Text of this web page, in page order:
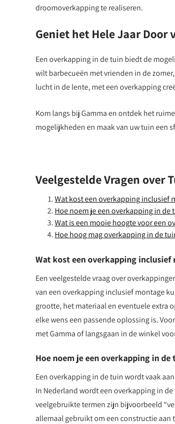
droomoverkapping te realiseren.
Geniet het Hele Jaar Door
Een overkapping in de tuin biedt de
wilt barbecueën met vrienden in de
lucht in de lente, met een overkapping
Kom langs bij Gamma en ontdek het
mogelijkheden en maak van uw tuin een
Veelgestelde Vragen over
Wat kost een overkapping inclusief
Hoe noem je een overkapping in de
Wat is een mooie hoogte voor een
Hoe hoog mag overkapping in de
Wat kost een overkapping inclusief
Een veelgestelde vraag over
van een overkapping inclusief montage
grootte, het materiaal en eventuele extra
elke wens een passende oplossing is.
met Gamma of langsgaan in de winkel
Hoe noem je een overkapping in de
Een overkapping in de tuin wordt vaak
In Nederland wordt een overkapping in
veelgebruikte termen zijn bijvoorbeeld
allemaal gebruikt om een constructie